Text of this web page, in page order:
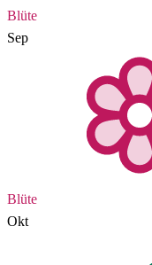
Blüte
Sep
Blüte
Okt